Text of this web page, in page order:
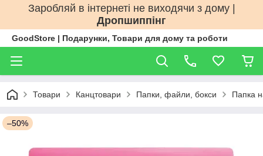
Заробляй в інтернеті не виходячи з дому |
Дропшиппінг
GoodStore | Подарунки, Товари для дому та роботи
Товари Канцтовари Папки, файли, бокси Папка
–50%